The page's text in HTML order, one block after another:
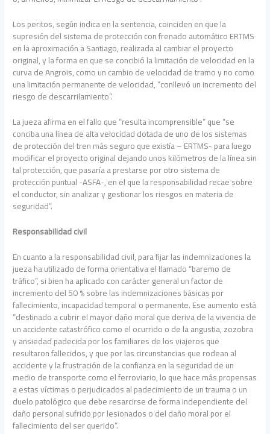
Los peritos, según indica en la sentencia, coinciden en que la
supresión del sistema de protección con frenado automático ERTMS
en la aproximación a Santiago, realizada al cambiar el proyecto
original, y la forma en que se concibió la limitación de velocidad en la
curva de Angrois, como un cambio de velocidad de tramo y no como
una limitación permanente de velocidad, “conllevó un incremento del
riesgo de descarrilamiento”.
La jueza afirma en el fallo que “resulta incomprensible” que “se
conciba una línea de alta velocidad dotada de uno de los sistemas
de protección del tren más seguro que existía – ERTMS- para luego
modificar el proyecto original dejando unos kilómetros de la línea sin
tal protección, que pasaría a prestarse por otro sistema de
protección puntual -ASFA-, en el que la responsabilidad recae sobre
el conductor, sin analizar y gestionar los riesgos en materia de
seguridad”.
Responsabilidad civil
En cuanto a la responsabilidad civil, para fijar las indemnizaciones la
jueza ha utilizado de forma orientativa el llamado “baremo de
tráfico”, si bien ha aplicado con carácter general un factor de
incremento del 50 % sobre las indemnizaciones básicas por
fallecimiento, incapacidad temporal o permanente. Ese aumento está
“destinado a cubrir el mayor daño moral que deriva de la vivencia de
un accidente catastrófico como el ocurrido o de la angustia, zozobra
y ansiedad padecida por los familiares de los viajeros que
resultaron fallecidos, y que por las circunstancias que rodean al
accidente y la frustración de la confianza en la seguridad de un
medio de transporte como el ferroviario, lo que hace más propensas
a estas víctimas o perjudicados al padecimiento de un trauma o un
duelo patológico que debe resarcirse de forma independiente del
daño personal sufrido por lesionados o del daño moral por el
fallecimiento del ser querido”.